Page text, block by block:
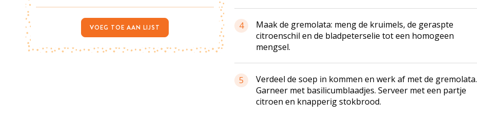
4
Maak de gremolata: meng de kruimels, de geraspte
citroenschil en de bladpeterselie tot een homogeen
mengsel.
5
Verdeel de soep in kommen en werk af met de gremolata.
Garneer met basilicumblaadjes. Serveer met een partje
citroen en knapperig stokbrood.
VOEG TOE AAN LIJST